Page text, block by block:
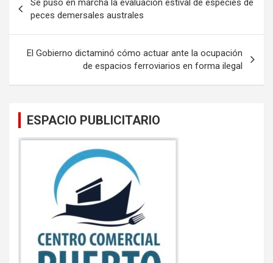
o
o
k
A
p
p
de
entradas
Se puso en marcha la evaluación estival de especies de
peces demersales australes
El Gobierno dictaminó cómo actuar ante la ocupación
de espacios ferroviarios en forma ilegal
ESPACIO PUBLICITARIO